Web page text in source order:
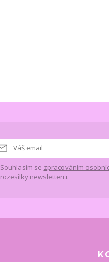
Souhlasím se zpracováním
rozesílky newsletteru.